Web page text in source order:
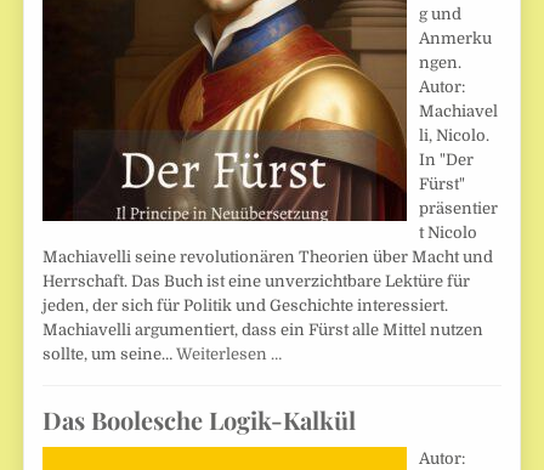
g und
Anmerku
ngen.
Autor:
Machiavel
li, Nicolo.
In "Der
Fürst"
präsentier
t Nicolo
Machiavelli seine revolutionären Theorien über Macht und
Herrschaft. Das Buch ist eine unverzichtbare Lektüre für
jeden, der sich für Politik und Geschichte interessiert.
Machiavelli argumentiert, dass ein Fürst alle Mittel nutzen
sollte, um seine…Weiterlesen …
Das Boolesche Logik-Kalkül
Autor: